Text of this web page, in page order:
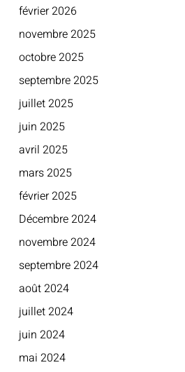
février 2026
novembre 2025
octobre 2025
septembre 2025
juillet 2025
juin 2025
avril 2025
mars 2025
février 2025
Décembre 2024
novembre 2024
septembre 2024
août 2024
juillet 2024
juin 2024
mai 2024